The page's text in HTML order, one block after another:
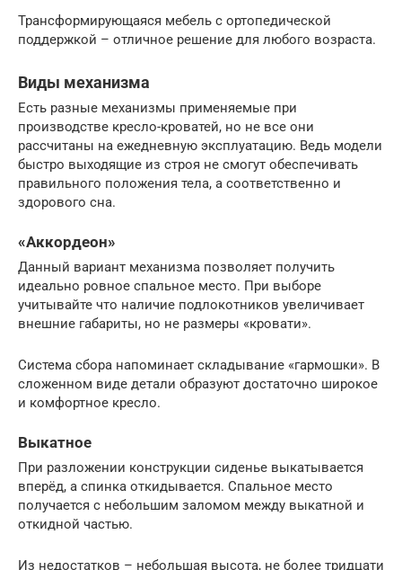
Трансформирующаяся мебель с ортопедической
поддержкой – отличное решение для любого возраста.
Виды механизма
Есть разные механизмы применяемые при
производстве кресло-кроватей, но не все они
рассчитаны на ежедневную эксплуатацию. Ведь модели
быстро выходящие из строя не смогут обеспечивать
правильного положения тела, а соответственно и
здорового сна.
«Аккордеон»
Данный вариант механизма позволяет получить
идеально ровное спальное место. При выборе
учитывайте что наличие подлокотников увеличивает
внешние габариты, но не размеры «кровати».
Система сбора напоминает складывание «гармошки». В
сложенном виде детали образуют достаточно широкое
и комфортное кресло.
Выкатное
При разложении конструкции сиденье выкатывается
вперёд, а спинка откидывается. Спальное место
получается с небольшим заломом между выкатной и
откидной частью.
Из недостатков – небольшая высота, не более тридцати